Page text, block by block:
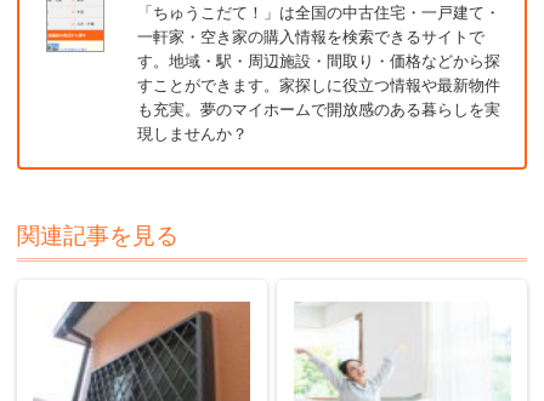
「ちゅうこだて！」は全国の中古住宅・一戸建て・
一軒家・空き家の購入情報を検索できるサイトで
す。地域・駅・周辺施設・間取り・価格などから探
すことができます。家探しに役立つ情報や最新物件
も充実。夢のマイホームで開放感のある暮らしを実
現しませんか？
関連記事を見る